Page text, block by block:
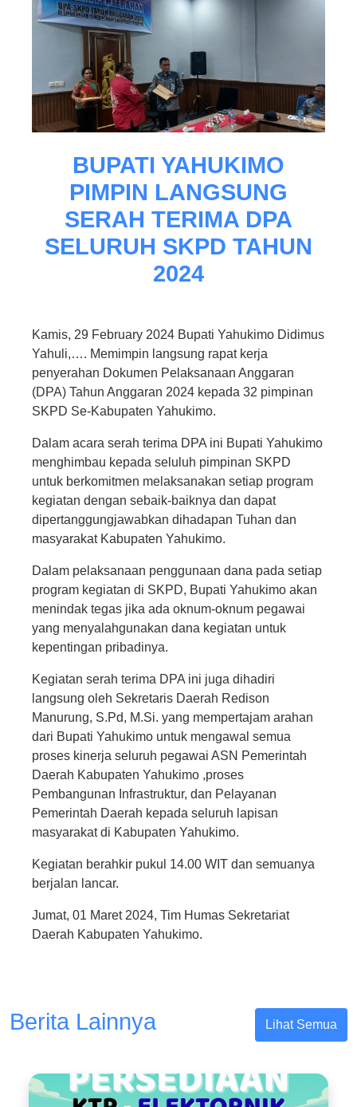
BUPATI YAHUKIMO
PIMPIN LANGSUNG
SERAH TERIMA DPA
SELURUH SKPD TAHUN
2024
Kamis, 29 February 2024 Bupati Yahukimo Didimus
Yahuli,…. Memimpin langsung rapat kerja
penyerahan Dokumen Pelaksanaan Anggaran
(DPA) Tahun Anggaran 2024 kepada 32 pimpinan
SKPD Se-Kabupaten Yahukimo.
Dalam acara serah terima DPA ini Bupati Yahukimo
menghimbau kepada seluluh pimpinan SKPD
untuk berkomitmen melaksanakan setiap program
kegiatan dengan sebaik-baiknya dan dapat
dipertanggungjawabkan dihadapan Tuhan dan
masyarakat Kabupaten Yahukimo.
Dalam pelaksanaan penggunaan dana pada setiap
program kegiatan di SKPD, Bupati Yahukimo akan
menindak tegas jika ada oknum-oknum pegawai
yang menyalahgunakan dana kegiatan untuk
kepentingan pribadinya.
Kegiatan serah terima DPA ini juga dihadiri
langsung oleh Sekretaris Daerah Redison
Manurung, S.Pd, M.Si. yang mempertajam arahan
dari Bupati Yahukimo untuk mengawal semua
proses kinerja seluruh pegawai ASN Pemerintah
Daerah Kabupaten Yahukimo ,proses
Pembangunan Infrastruktur, dan Pelayanan
Pemerintah Daerah kepada seluruh lapisan
masyarakat di Kabupaten Yahukimo.
Kegiatan berahkir pukul 14.00 WIT dan semuanya
berjalan lancar.
Jumat, 01 Maret 2024, Tim Humas Sekretariat
Daerah Kabupaten Yahukimo.
Berita Lainnya Lihat Semua